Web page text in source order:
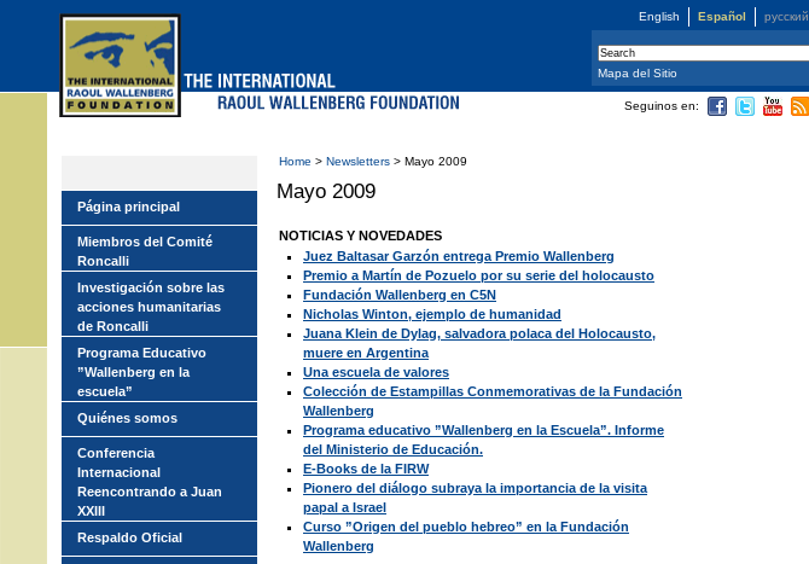
English Español русский
Home > Newsletters > Mayo 2009
Mayo 2009
NOTICIAS Y NOVEDADES
Juez Baltasar Garzón entrega Premio Wallenberg
Premio a Martín de Pozuelo por su serie del holocausto
Fundación Wallenberg en C5N
Nicholas Winton, ejemplo de humanidad
Juana Klein de Dylag, salvadora polaca del Holocausto,
muere en Argentina
Una escuela de valores
Colección de Estampillas Conmemorativas de la Fundación
Wallenberg
Programa educativo ”Wallenberg en la Escuela”. Informe
del Ministerio de Educación.
E-Books de la FIRW
Pionero del diálogo subraya la importancia de la visita
papal a Israel
Curso ”Origen del pueblo hebreo” en la Fundación
Wallenberg
Seguinos en:
Página principal
Miembros del Comité
Roncalli
Investigación sobre las
acciones humanitarias
de Roncalli
Programa Educativo
”Wallenberg en la
escuela”
Quiénes somos
Conferencia
Internacional
Reencontrando a Juan
XXIII
Respaldo Oficial
Mapa del Sitio